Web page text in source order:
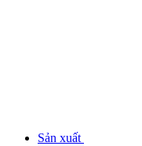
Sản xuất